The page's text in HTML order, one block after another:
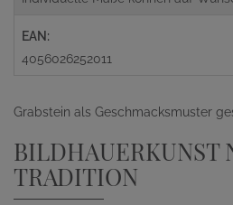
EAN:
4056026252011
Grabstein als Geschmacksmuster
BILDHAUERKUNST
TRADITION